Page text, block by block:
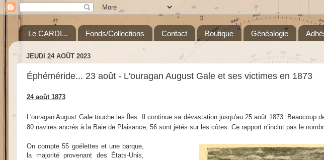
Le CARDI... Fonds/Collections Contact Boutique Généalogie
JEUDI 24 AOÛT 2023
Éphéméride... 23 août - L'ouragan August Gale et ses victimes en 1873
24 août 1873
L'ouragan August Gale touche les Îles. Il continue sa dévastation jusqu'au 25 août 1873. Beaucoup
80 navires ancrés à la Baie de Plaisance, 56 sont jetés sur les côtes. Ce rapport n’inclut pas le
On compte 55 goélettes et une barque,
la majorité provenant des États-Unis,